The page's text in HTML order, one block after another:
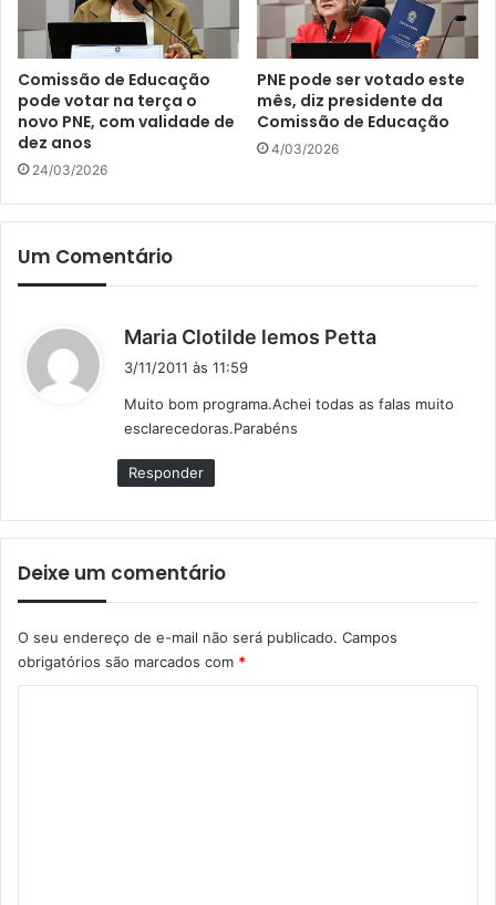
Comissão de Educação
pode votar na terça o
novo PNE, com validade de
dez anos
24/03/2026
PNE pode ser votado este
mês, diz presidente da
Comissão de Educação
4/03/2026
Um Comentário
Maria Clotilde lemos Petta
s
3/11/2011 às 11:59
Muito bom programa.Achei todas as falas muito
esclarecedoras.Parabéns
Responder
Deixe um comentário
O seu endereço de e-mail não será publicado. Campos
obrigatórios são marcados com *